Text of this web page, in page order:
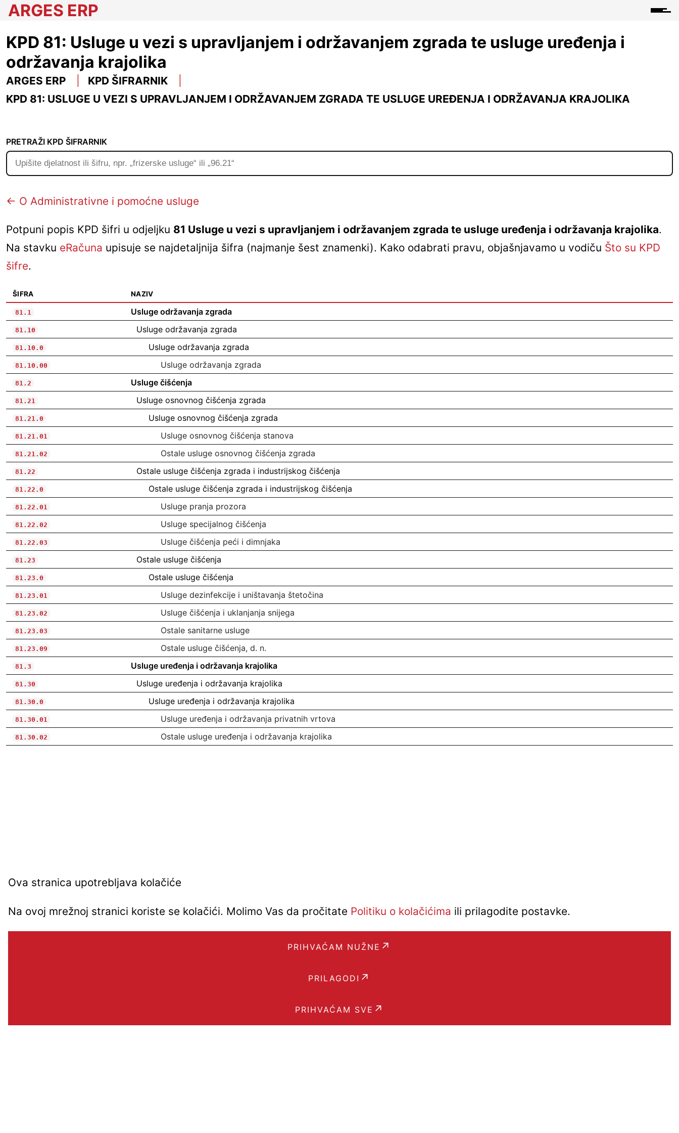
ARGES ERP
KPD 81: Usluge u vezi s upravljanjem i održavanjem zgrada te usluge uređenja i
održavanja krajolika
ARGES ERP
KPD ŠIFRARNIK
KPD 81: USLUGE U VEZI S UPRAVLJANJEM I ODRŽAVANJEM ZGRADA TE USLUGE UREĐENJA I ODRŽAVANJA KRAJOLIKA
PRETRAŽI KPD ŠIFRARNIK
← O Administrativne i pomoćne usluge
Potpuni popis KPD šifri u odjeljku 81 Usluge u vezi s upravljanjem i održavanjem zgrada te usluge uređenja i održavanja krajolika.
Na stavku eRačuna upisuje se najdetaljnija šifra (najmanje šest znamenki). Kako odabrati pravu, objašnjavamo u vodiču Što su KPD
šifre.
ŠIFRA NAZIV
81.1 Usluge održavanja zgrada
81.10 Usluge održavanja zgrada
81.10.0 Usluge održavanja zgrada
81.10.00 Usluge održavanja zgrada
81.2 Usluge čišćenja
81.21 Usluge osnovnog čišćenja zgrada
81.21.0 Usluge osnovnog čišćenja zgrada
81.21.01 Usluge osnovnog čišćenja stanova
81.21.02 Ostale usluge osnovnog čišćenja zgrada
81.22 Ostale usluge čišćenja zgrada i industrijskog čišćenja
81.22.0 Ostale usluge čišćenja zgrada i industrijskog čišćenja
81.22.01 Usluge pranja prozora
81.22.02 Usluge specijalnog čišćenja
81.22.03 Usluge čišćenja peći i dimnjaka
81.23 Ostale usluge čišćenja
81.23.0 Ostale usluge čišćenja
81.23.01 Usluge dezinfekcije i uništavanja štetočina
81.23.02 Usluge čišćenja i uklanjanja snijega
81.23.03 Ostale sanitarne usluge
81.23.09 Ostale usluge čišćenja, d. n.
81.3 Usluge uređenja i održavanja krajolika
81.30 Usluge uređenja i održavanja krajolika
81.30.0 Usluge uređenja i održavanja krajolika
81.30.01 Usluge uređenja i održavanja privatnih vrtova
81.30.02 Ostale usluge uređenja i održavanja krajolika
Ova stranica upotrebljava kolačiće
Na ovoj mrežnoj stranici koriste se kolačići. Molimo Vas da pročitate Politiku o kolačićima ili prilagodite postavke.
PRIHVAĆAM NUŽNE
PRILAGODI
PRIHVAĆAM SVE